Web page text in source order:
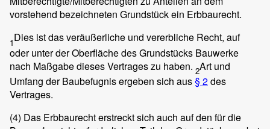
vorstehend bezeichneten Grundstück ein Erbbaurecht.
1Dies ist das veräußerliche und vererbliche Recht, auf
oder unter der Oberfläche des Grundstücks Bauwerke
nach Maßgabe dieses Vertrages zu haben. 2Art und
Umfang der Baubefugnis ergeben sich aus§ 2des
Vertrages.
(4) Das Erbbaurecht erstreckt sich auch auf den für die